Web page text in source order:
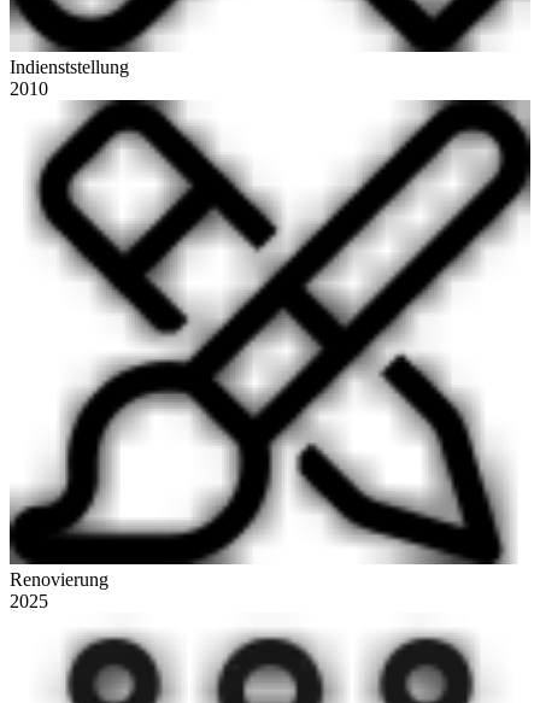
Indienststellung
2010
Renovierung
2025